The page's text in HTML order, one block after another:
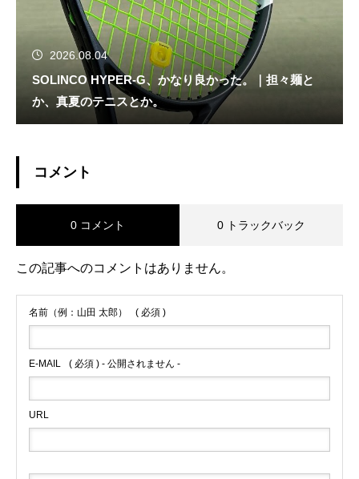
2026.08.04
SOLINCO HYPER-G、かなり良かった。｜担々麺と
か、真夏のテニスとか。
コメント
0 コメント 0 トラックバック
この記事へのコメントはありません。
名前（例：山田 太郎） ( 必須 )
E-MAIL ( 必須 ) - 公開されません -
URL